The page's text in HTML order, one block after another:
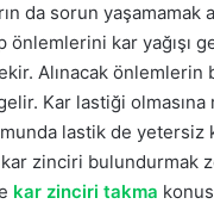
da sorun yaşamamak
önlemlerini kar yağışı
Alınacak önlemlerin
Kar lastiği olmasına
lastik de yetersiz
zinciri bulundurmak
kar zinciri takma